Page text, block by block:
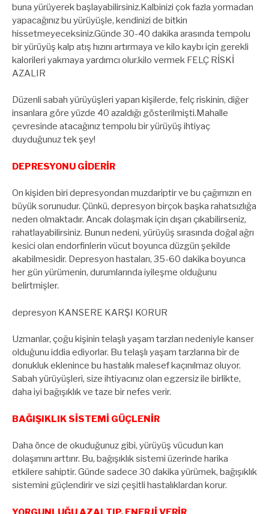
buna yürüyerek başlayabilirsiniz.Kalbinizi çok fazla yormadan
yapacağınız bu yürüyüşle, kendinizi de bitkin
hissetmeyeceksiniz.Günde 30-40 dakika arasında tempolu
bir yürüyüş kalp atış hızını artırmaya ve kilo kaybı için gerekli
kalorileri yakmaya yardımcı olur.kilo vermek FELÇ RİSKİ
AZALIR
Düzenli sabah yürüyüşleri yapan kişilerde, felç riskinin, diğer
insanlara göre yüzde 40 azaldığı gösterilmişti.Mahalle
çevresinde atacağınız tempolu bir yürüyüş ihtiyaç
duyduğunuz tek şey!
DEPRESYONU GİDERİR
On kişiden biri depresyondan muzdariptir ve bu çağımızın en
büyük sorunudur. Çünkü, depresyon birçok başka rahatsızlığa
neden olmaktadır. Ancak dolaşmak için dışarı çıkabilirseniz,
rahatlayabilirsiniz. Bunun nedeni, yürüyüş sırasında doğal ağrı
kesici olan endorfinlerin vücut boyunca düzgün şekilde
akabilmesidir. Depresyon hastaları, 35-60 dakika boyunca
her gün yürümenin, durumlarında iyileşme olduğunu
belirtmişler.
depresyon KANSERE KARŞI KORUR
Uzmanlar, çoğu kişinin telaşlı yaşam tarzları nedeniyle kanser
olduğunu iddia ediyorlar. Bu telaşlı yaşam tarzlarına bir de
donukluk eklenince bu hastalık malesef kaçınılmaz oluyor.
Sabah yürüyüşleri, size ihtiyacınız olan egzersiz ile birlikte,
daha iyi bağışıklık ve taze bir nefes verir.
BAĞIŞIKLIK SİSTEMİ GÜÇLENİR
Daha önce de okuduğunuz gibi, yürüyüş vücudun kan
dolaşımını arttırır. Bu, bağışıklık sistemi üzerinde harika
etkilere sahiptir. Günde sadece 30 dakika yürümek, bağışıklık
sistemini güçlendirir ve sizi çeşitli hastalıklardan korur.